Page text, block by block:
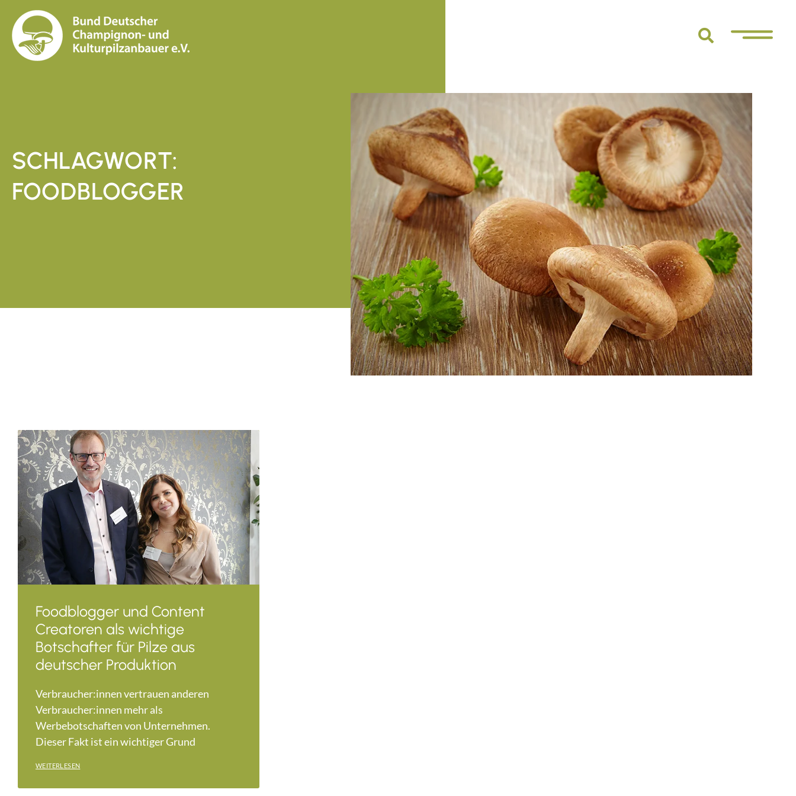
SCHLAGWORT:
FOODBLOGGER
Foodblogger und Content
Creatoren als wichtige
Botschafter für Pilze aus
deutscher Produktion
Verbraucher:innen vertrauen anderen
Verbraucher:innen mehr als
Werbebotschaften von Unternehmen.
Dieser Fakt ist ein wichtiger Grund
WEITERLESEN